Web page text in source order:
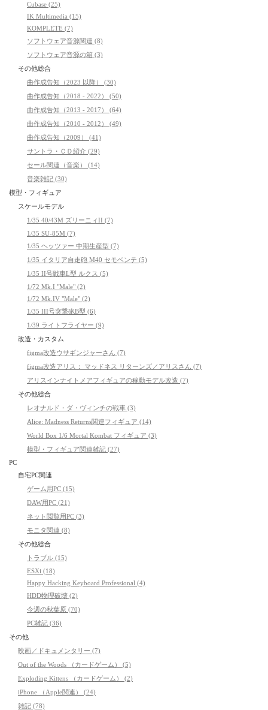
Cubase (25)
IK Multimedia (15)
KOMPLETE (7)
ソフトウェア音源関連 (8)
ソフトウェア音源の箱 (3)
その他総合
曲作成告知（2023 以降） (30)
曲作成告知（2018 - 2022） (50)
曲作成告知（2013 - 2017） (64)
曲作成告知（2010 - 2012） (49)
曲作成告知（2009） (41)
サントラ・ＣＤ紹介 (29)
セール関連（音楽） (14)
音楽雑記 (30)
模型・フィギュア
スケールモデル
1/35 40/43M ズリーニィII (7)
1/35 SU-85M (7)
1/35 ヘッツァー 中期生産型 (7)
1/35 イタリア自走砲 M40 セモベンテ (5)
1/35 II号戦車L型 ルクス (5)
1/72 Mk.I "Male" (2)
1/72 Mk.IV "Male" (2)
1/35 III号突撃砲B型 (6)
1/39 ライトフライヤー (9)
改造・カスタム
figma改造ウサギンジャーさん (7)
figma改造アリス： マッドネス リターンズ／アリスさん (7)
アリスインナイトメアフィギュアの稼動モデル改造 (7)
その他総合
レオナルド・ダ・ヴィンチの戦車 (3)
Alice: Madness Returns関連フィギュア (14)
World Box 1/6 Mortal Kombat フィギュア (3)
模型・フィギュア関連雑記 (27)
PC
自宅PC関連
ゲーム用PC (15)
DAW用PC (21)
ネット閲覧用PC (3)
モニタ関連 (8)
その他総合
トラブル (15)
ESXi (18)
Happy Hacking Keyboard Professional (4)
HDD物理破壊 (2)
今週の秋葉原 (70)
PC雑記 (36)
その他
映画／ドキュメンタリー (7)
Out of the Woods （カードゲーム） (5)
Exploding Kittens （カードゲーム） (2)
iPhone （Apple関連） (24)
雑記 (78)